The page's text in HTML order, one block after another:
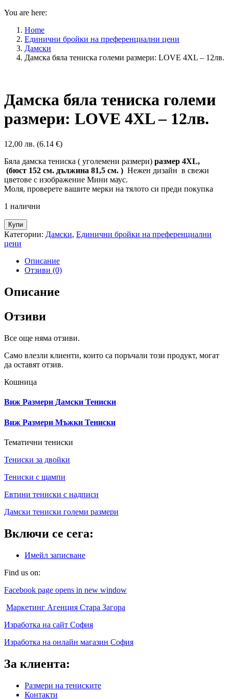
You are here:
Home
Единични бройки на преференциални цени
Дамски
Дамска бяла тениска големи размери: LOVE 4XL – 12лв.
Дамска бяла тениска големи
размери: LOVE 4XL – 12лв.
12,00 лв. (6.14 €)
Бяла дамска тениска ( уголемени размери) размер 4XL,
(бюст 152 см. дължина 81,5 см. ) Нежен дизайн в свежи
цветове с изображениe Мини маус.
Моля, проверете вашите мерки на тялото си преди покупка
1 налични
Купи
Категории: Дамски, Единични бройки на преференциални
цени
Описание
Отзиви (0)
Описание
Отзиви
Все още няма отзиви.
Само влезли клиенти, които са поръчали този продукт, могат
да оставят отзив.
Кошница
Виж Размери Дамски Тениски
Виж Размери Мъжки Тениски
Тематични тениски
Тениски за двойки
Тениски с щампи
Eвтини тениски с надписи
Дамски тениски големи размери
Включи се сега:
Имейл записване
Find us on:
Facebook page opens in new window
Маркетинг Агенция Стара Загора
Изработка на сайт София
Изработка на онлайн магазин София
За клиента:
Размери на тениските
Контакти